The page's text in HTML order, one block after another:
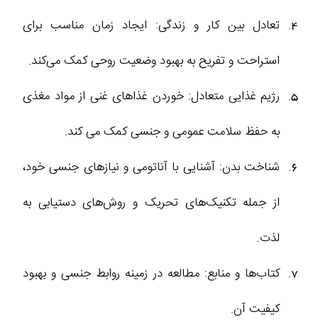
تعادل بین کار و زندگی: ایجاد زمان مناسب برای
استراحت و تفریح به بهبود وضعیت روحی کمک می‌کند.
رژیم غذایی متعادل: خوردن غذاهای غنی از مواد مغذی
به حفظ سلامت عمومی و جنسی کمک می‌ کند.
شناخت بدن: آشنایی با آناتومی و نیازهای جنسی خود،
از جمله تکنیک‌های تحریک و روش‌های دستیابی به
لذت.
کتاب‌ها و منابع: مطالعه در زمینه روابط جنسی و بهبود
کیفیت آن.